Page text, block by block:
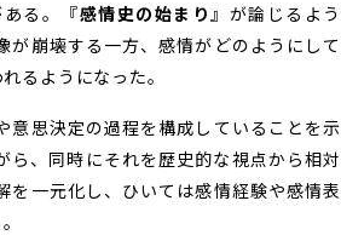
る。『感情史の始まり』が論じるよう
崩壊する一方、感情がどのようにして
るようになった。
思決定の過程を構成していることを示
、同時にそれを歴史的な視点から相対
一元化し、ひいては感情経験や感情表